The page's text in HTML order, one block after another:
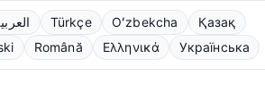
Türkçe Oʻzbekcha
Қазақ
Română Ελληνικά Українська